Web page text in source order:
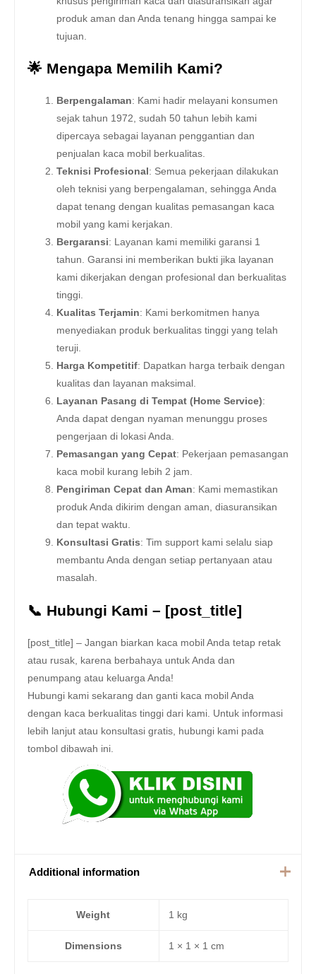
produk aman dan Anda tenang hingga sampai ke
tujuan.
🌟 Mengapa Memilih Kami?
Berpengalaman: Kami hadir melayani konsumen
sejak tahun 1972, sudah 50 tahun lebih kami
dipercaya sebagai layanan penggantian dan
penjualan kaca mobil berkualitas.
Teknisi Profesional : Semua pekerjaan dilakukan
oleh teknisi yang berpengalaman, sehingga Anda
dapat tenang dengan kualitas pemasangan kaca
mobil yang kami kerjakan.
Bergaransi: Layanan kami memiliki garansi 1
tahun. Garansi ini memberikan bukti jika layanan
kami dikerjakan dengan profesional dan berkualitas
tinggi.
Kualitas Terjamin: Kami berkomitmen hanya
menyediakan produk berkualitas tinggi yang telah
teruji.
Harga Kompetitif: Dapatkan harga terbaik dengan
kualitas dan layanan maksimal.
Layanan Pasang di Tempat (Home Service):
Anda dapat dengan nyaman menunggu proses
pengerjaan di lokasi Anda.
Pemasangan yang Cepat: Pekerjaan pemasangan
kaca mobil kurang lebih 2 jam.
Pengiriman Cepat dan Aman: Kami memastikan
produk Anda dikirim dengan aman, diasuransikan
dan tepat waktu.
Konsultasi Gratis: Tim support kami selalu siap
membantu Anda dengan setiap pertanyaan atau
masalah.
📞 Hubungi Kami – [post_title]
[post_title] – Jangan biarkan kaca mobil Anda tetap retak
atau rusak, karena berbahaya untuk Anda dan
penumpang atau keluarga Anda!
Hubungi kami sekarang dan ganti kaca mobil Anda
dengan kaca berkualitas tinggi dari kami. Untuk informasi
lebih lanjut atau konsultasi gratis, hubungi kami pada
tombol dibawah ini.
Additional information
Weight 1 kg
Dimensions 1 × 1 × 1 cm